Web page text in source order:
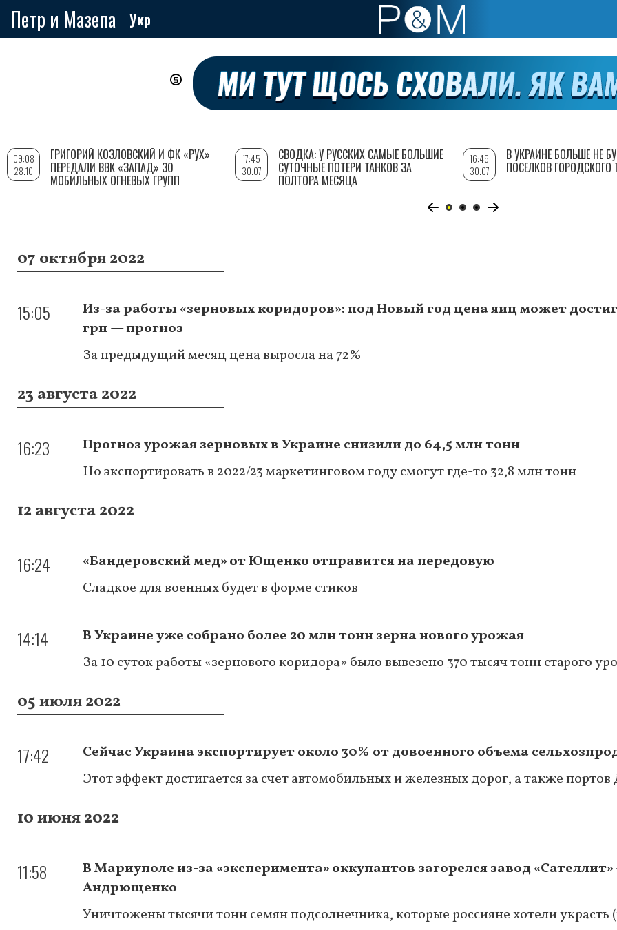
Петр и Мазепа Укр
07 октября 2022
15:05
Из-за работы «зерновых коридоров»: под Новый год цена яиц может
грн — прогноз
За предыдущий месяц цена выросла на 72%
23 августа 2022
16:23
Прогноз урожая зерновых в Украине снизили до 64,5 млн тонн
Но экспортировать в 2022/23 маркетинговом году смогут где-то 32,8 млн тонн
12 августа 2022
16:24
«Бандеровский мед» от Ющенко отправится на передовую
Сладкое для военных будет в форме стиков
14:14
В Украине уже собрано более 20 млн тонн зерна нового урожая
За 10 суток работы «зернового коридора» было вывезено 370 тысяч тонн старого
05 июля 2022
17:42
Сейчас Украина экспортирует около 30% от довоенного объема
Этот эффект достигается за счет автомобильных и железных дорог, а также портов
10 июня 2022
11:58
В Мариуполе из-за «эксперимента» оккупантов загорелся завод «Сателлит»
Андрющенко
Уничтожены тысячи тонн семян подсолнечника, которые россияне хотели украсть
09:08
28.10
ГРИГОРИЙ КОЗЛОВСКИЙ И ФК «РУХ»
ПЕРЕДАЛИ ВВК «ЗАПАД» 30
МОБИЛЬНЫХ ОГНЕВЫХ ГРУПП
17:45
30.07
СВОДКА: У РУССКИХ САМЫЕ БОЛЬШИЕ
СУТОЧНЫЕ ПОТЕРИ ТАНКОВ ЗА
ПОЛТОРА МЕСЯЦА
16:45
30.07
В УКРАИНЕ БОЛЬШЕ НЕ
ПОСЕЛКОВ ГОРОДСКОГО